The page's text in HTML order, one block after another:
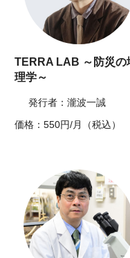
TERRA LAB ～防災の
理学～
発行者：瀧波一誠
価格：550円/月（税込）